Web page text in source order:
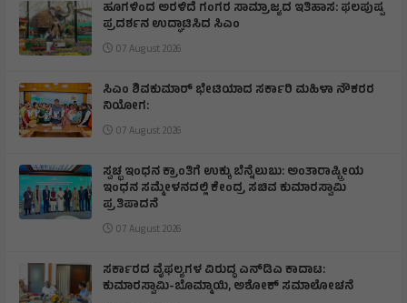
ಹೂಗಳಿಂದ ಅರಳಿದೆ ಗಂಗರ ಸಾಮ್ರಾಜ್ಯದ ಇತಿಹಾಸ: ಫಲಪುಷ್ಪ
ಪ್ರದರ್ಶನ ಉದ್ಘಾಟಿಸಿದ ಸಿಎಂ
07 August 2026
ಸಿಎಂ ಶಿವಕುಮಾರ್‌ ಭೇಟಿಯಾದ ಸರ್ಕಾರಿ ಮಹಿಳಾ ನೌಕರರ
ನಿಯೋಗ:
07 August 2026
ಸ್ವಚ್ಛ ಇಂಧನ ಕ್ರಾಂತಿಗೆ ಉಕ್ಕು ಬೆನ್ನೆಲುಬು: ಅಂತಾರಾಷ್ಟ್ರೀಯ
ಇಂಧನ ಸಮ್ಮೇಳನದಲ್ಲಿ ಕೇಂದ್ರ ಸಚಿವ ಕುಮಾರಸ್ವಾಮಿ
ಪ್ರತಿಪಾದನೆ
07 August 2026
ಸರ್ಕಾರದ ವೈಫಲ್ಯಗಳ ವಿರುದ್ಧ ಎನ್‌ಡಿಎ ಕಾದಾಟ:
ಕುಮಾರಸ್ವಾಮಿ-ಬೊಮ್ಮಾಯಿ, ಅಶೋಕ್ ಸಮಾಲೋಚನೆ